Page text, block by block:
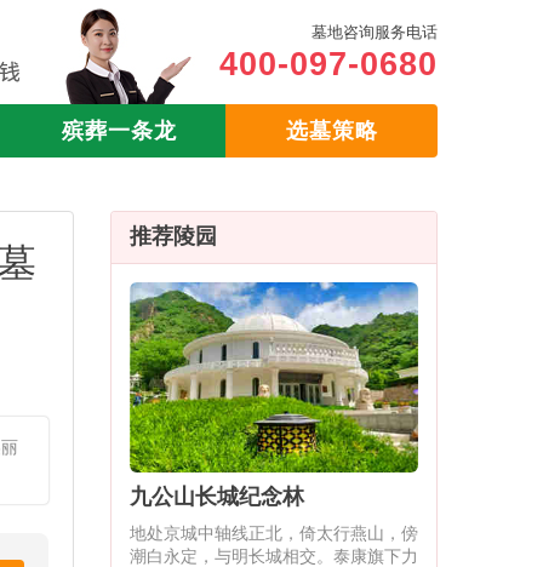
墓地咨询服务电话
400-097-0680
殡葬一条龙 选墓策略
推荐陵园
九公山长城纪念林
地处京城中轴线正北，倚太行燕山，傍
潮白永定，与明长城相交。泰康旗下力